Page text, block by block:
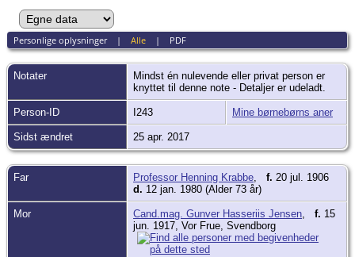
Personlige oplysninger| Alle| PDF
Notater
Mindst én nulevende eller privat person er
knyttet til denne note - Detaljer er udeladt.
Person-ID I243 Mine børnebørns aner
Sidst ændret 25 apr. 2017
Far Professor Henning Krabbe, f. 20 jul. 1906
d. 12 jan. 1980 (Alder 73 år)
Mor Cand.mag. Gunver Hasseriis Jensen, f. 15
jun. 1917, Vor Frue, Svendborg